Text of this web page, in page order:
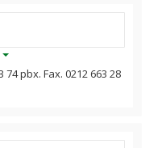
pbx. Fax. 0212 663 28